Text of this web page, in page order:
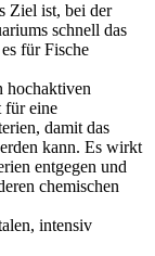
Ziel ist, bei der
schnell das
für Fische
hochaktiven
für eine
damit das
kann. Es wirkt
entgegen und
chemischen
intensiv